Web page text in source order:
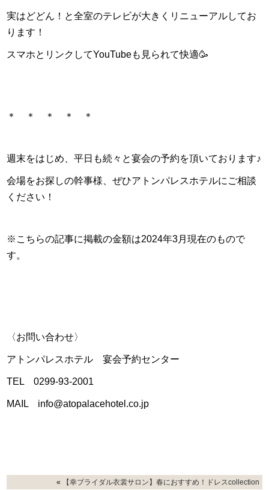
実はどどん！と全室のテレビが大きくリニューアルしてお
ります！
スマホとリンクしてYouTubeも見られて快適🥳
＊ ＊ ＊ ＊ ＊
週末をはじめ、平日も続々と宴会の予約を頂いております♪
会場をお探しの幹事様、ぜひアトンパレスホテルにご相談
ください！
※こちらの記事に掲載の金額は2024年3月現在のもので
す。
〈お問い合わせ〉
アトンパレスホテル 宴会予約センター
TEL 0299-93-2001
MAIL info@atopalacehotel.co.jp
«
【幸ブライダル衣裳サロン】春におすすめ！ドレスcollection